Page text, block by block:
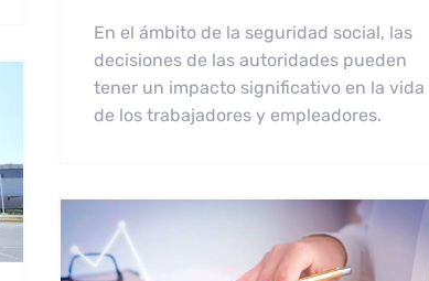
En el ámbito de la seguridad social, las
decisiones de las autoridades pueden
tener un impacto significativo en la vida
de los trabajadores y empleadores.